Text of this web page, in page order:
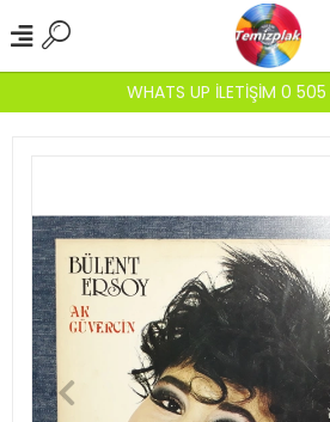
WHATS UP İLETİŞİM 0